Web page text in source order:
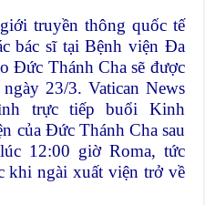
truyền thông quốc tế
bác sĩ tại Bệnh viện Đa
Đức Thánh Cha sẽ được
23/3. Vatican News
trực tiếp buổi Kinh
của Đức Thánh Cha sau
12:00 giờ Roma, tức
khi ngài xuất viện trở về